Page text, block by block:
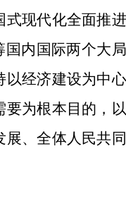
现代化全面推
内国际两个大局
经济建设为中心
要为根本目的，
、全体人民共